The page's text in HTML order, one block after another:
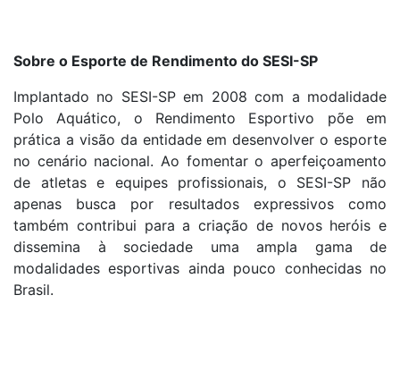
Sobre o Esporte de Rendimento do SESI-SP
Implantado no SESI-SP em 2008 com a modalidade
Polo Aquático, o Rendimento Esportivo põe em
prática a visão da entidade em desenvolver o esporte
no cenário nacional. Ao fomentar o aperfeiçoamento
de atletas e equipes profissionais, o SESI-SP não
apenas busca por resultados expressivos como
também contribui para a criação de novos heróis e
dissemina à sociedade uma ampla gama de
modalidades esportivas ainda pouco conhecidas no
Brasil.